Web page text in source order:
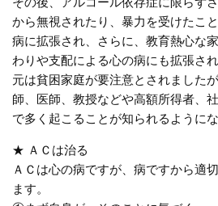
から無視されたり、暴力を受けたこ
病に拡張され、さらに、教育熱心な
わりや支配による心の病にも拡張され
元は貧困家庭が要注意とされました
師、医師、教授などや高額所得者、
で多く起こることが知られるようにな
★ ＡＣは治る
ＡＣは心の病ですが、病ですから適
ます。